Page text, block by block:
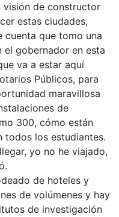
visión de constructor
estas ciudades,
cuenta que tomo una
gobernador en esta
va a estar aquí
Públicos, para
maravillosa
de
300, cómo están
todos los estudiantes.
yo no he viajado,
de hoteles y
de volúmenes y hay
de investigación